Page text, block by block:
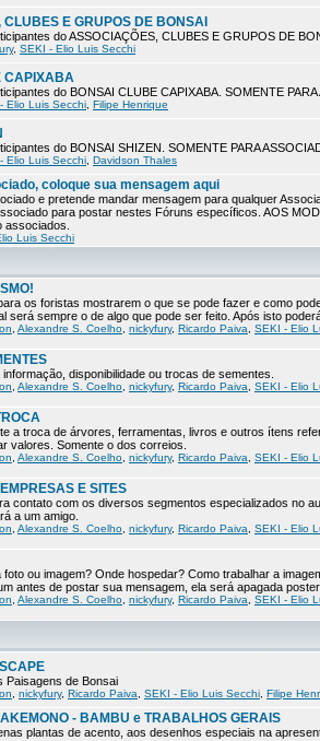
E GRUPOS DE BONSAI
do ASSOCIAÇÕES, CLUBES E GRUPOS DE
, SEKI - Elio Luis Secchi
CAPIXABA
do BONSAI CLUBE CAPIXABA. SOMENTE
Elio Luis Secchi Filipe Henrique
do BONSAI SHIZEN. SOMENTE PARA
Elio Luis Secchi Davidson Thales
coloque sua mensagem aqui
e pretende mandar mensagem para qualquer
para postar nestes Fóruns específicos. AOS
associados.
Luis Secchi
os foristas mostrarem o que se pode fazer e como
será sempre o de algo que pode ser feito. Após isto
Alexandre S. Coelho nickyfury, Ricardo Paiva
SEKI - Elio
disponibilidade ou trocas de sementes.
Alexandre S. Coelho nickyfury, Ricardo Paiva
SEKI - Elio
a troca de árvores, ferramentas, livros e outros ítens
valores. Somente o dos correios.
Alexandre S. Coelho nickyfury, Ricardo Paiva
SEKI - Elio
E SITES
contato com os diversos segmentos especializados no
a um amigo.
Alexandre S. Coelho nickyfury, Ricardo Paiva
SEKI - Elio
ou imagem? Onde hospedar? Como trabalhar a
antes de postar sua mensagem, ela será apagada
Alexandre S. Coelho nickyfury, Ricardo Paiva
SEKI - Elio
Paisagens de Bonsai
nickyfury, Ricardo Paiva SEKI - Elio Luis Secchi Filipe
- BAMBU e TRABALHOS GERAIS
plantas de acento, aos desenhos especiais na